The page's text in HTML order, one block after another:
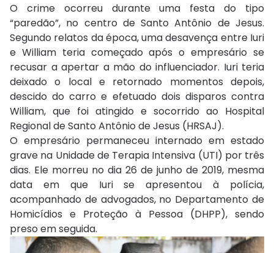
O crime ocorreu durante uma festa do tipo
“paredão”, no centro de Santo Antônio de Jesus.
Segundo relatos da época, uma desavença entre Iuri
e William teria começado após o empresário se
recusar a apertar a mão do influenciador. Iuri teria
deixado o local e retornado momentos depois,
descido do carro e efetuado dois disparos contra
William, que foi atingido e socorrido ao Hospital
Regional de Santo Antônio de Jesus (HRSAJ).
O empresário permaneceu internado em estado
grave na Unidade de Terapia Intensiva (UTI) por três
dias. Ele morreu no dia 26 de junho de 2019, mesma
data em que Iuri se apresentou à polícia,
acompanhado de advogados, no Departamento de
Homicídios e Proteção à Pessoa (DHPP), sendo
preso em seguida.